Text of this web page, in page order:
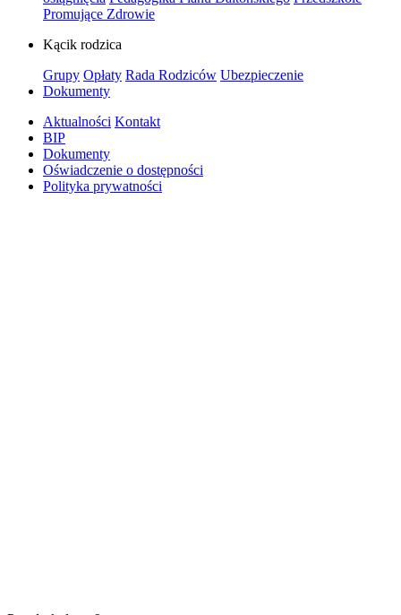
Promujące Zdrowie
Kącik rodzica
Grupy Opłaty Rada Rodziców Ubezpieczenie
Dokumenty
Aktualności Kontakt
BIP
Dokumenty
Oświadczenie o dostępności
Polityka prywatności